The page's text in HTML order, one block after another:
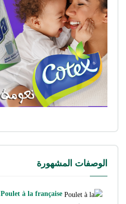
الوصفات المشهورة
Poulet à la française